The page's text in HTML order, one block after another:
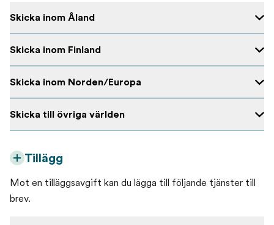
Skicka inom Åland
Skicka inom Finland
Skicka inom Norden/Europa
Skicka till övriga världen
Tillägg
Mot en tilläggsavgift kan du lägga till följande tjänster till
brev.